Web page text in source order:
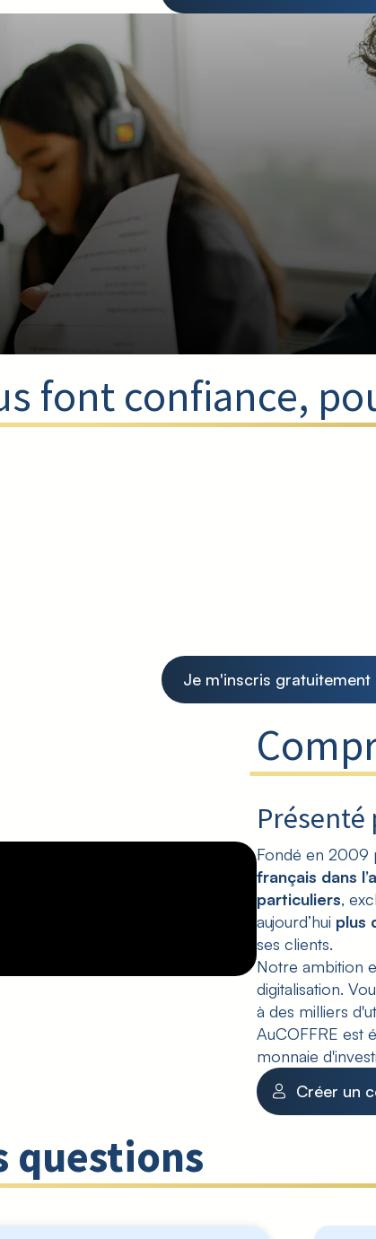
Besoin de
conseillers sont
sommes à votre disposition pour
Prendre RDV
font confiance,
Je m'inscris gratuitement
Présenté
Fondé en 2009
français dans
particuliers,
aujourd’hui plus
ses clients.
Notre ambition
digitalisation.
à des milliers
AuCOFFRE est
monnaie
Créer un
questions